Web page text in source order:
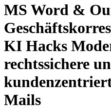
MS Word &
KI Hacks
rechtssichere
Mails